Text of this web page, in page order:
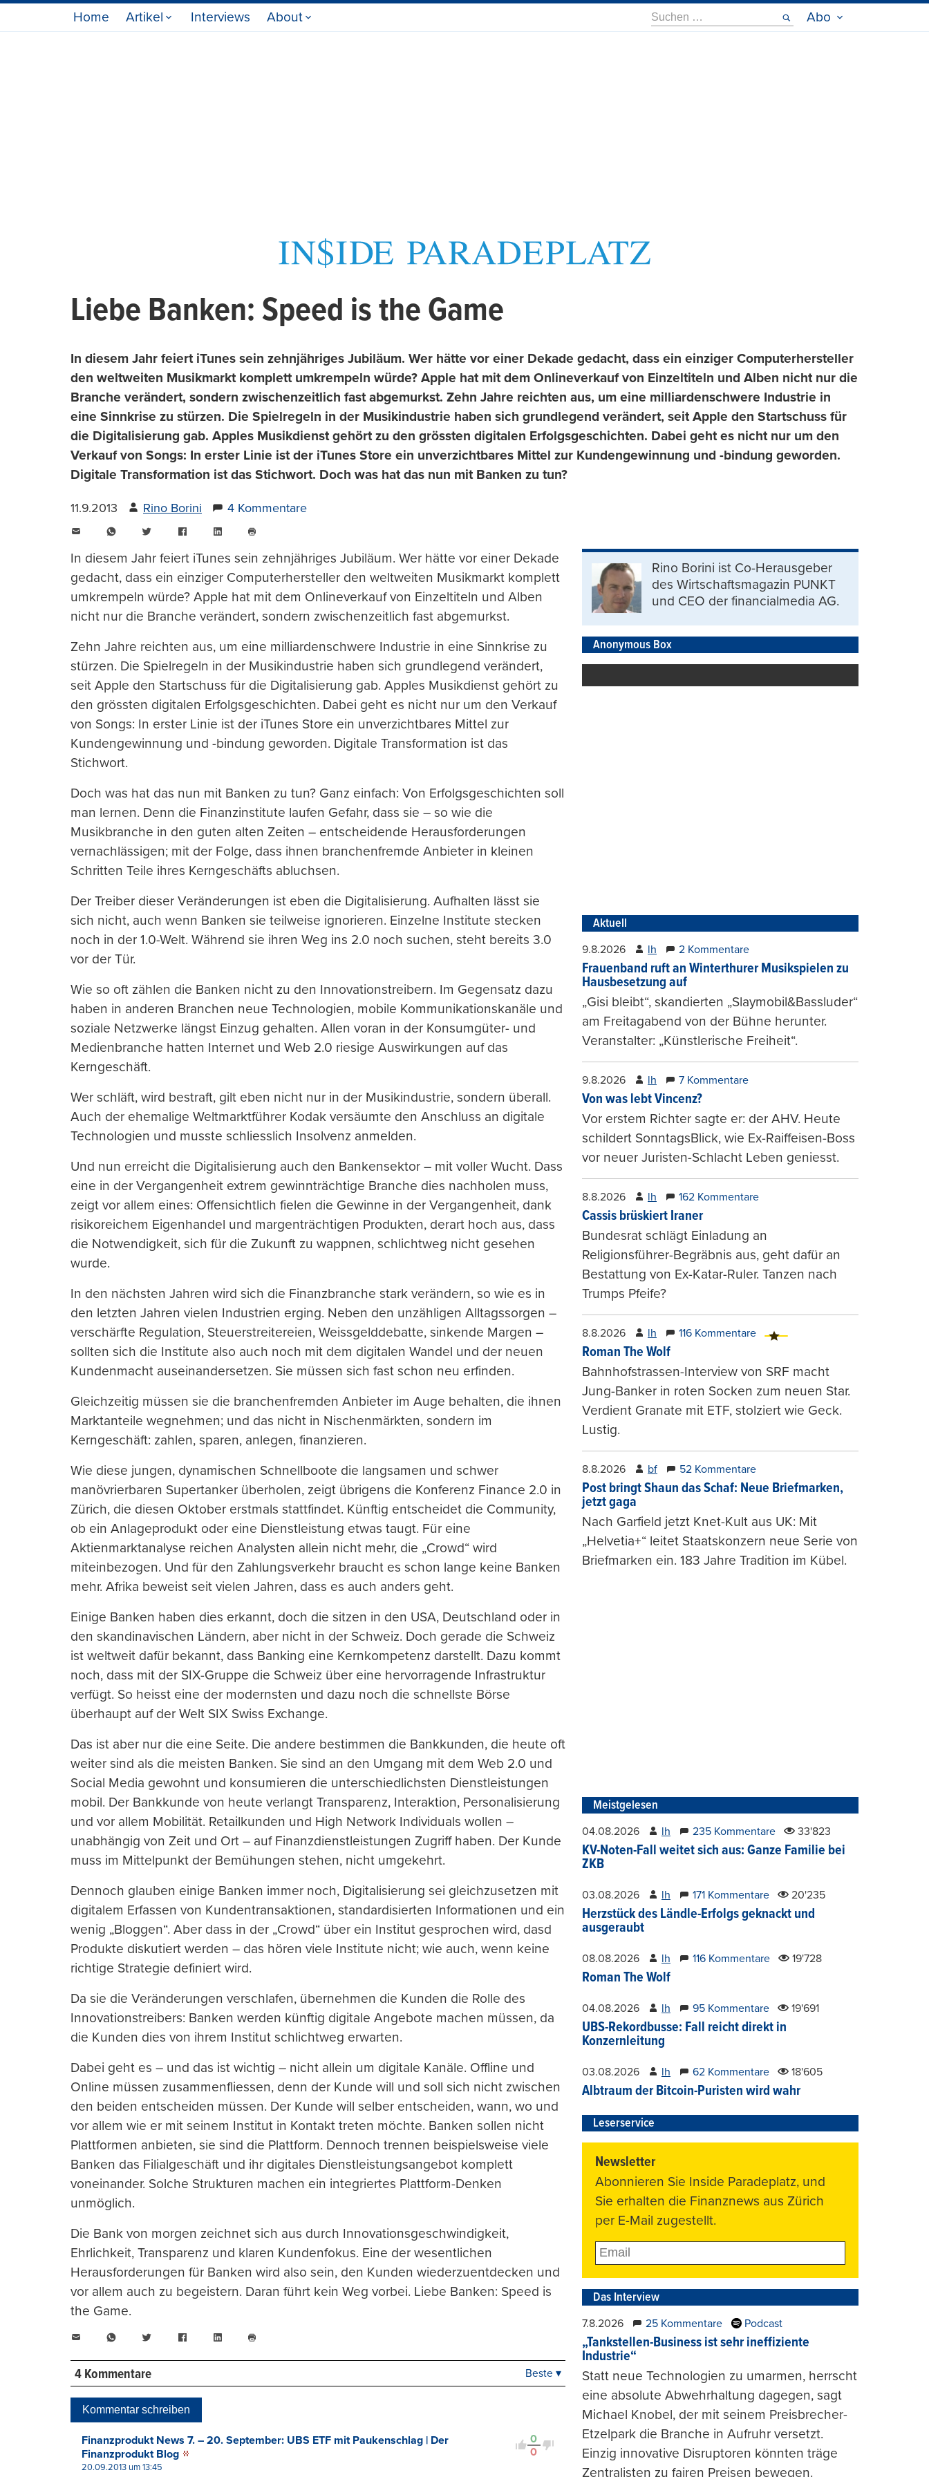
Home Artikel Interviews About
Suche
nach:
Abo
Liebe Banken: Speed is the Game
In diesem Jahr feiert iTunes sein zehnjähriges Jubiläum. Wer hätte vor einer Dekade gedacht, dass ein einziger Computerhersteller
den weltweiten Musikmarkt komplett umkrempeln würde? Apple hat mit dem Onlineverkauf von Einzeltiteln und Alben nicht nur die
Branche verändert, sondern zwischenzeitlich fast abgemurkst. Zehn Jahre reichten aus, um eine milliardenschwere Industrie in
eine Sinnkrise zu stürzen. Die Spielregeln in der Musikindustrie haben sich grundlegend verändert, seit Apple den Startschuss für
die Digitalisierung gab. Apples Musikdienst gehört zu den grössten digitalen Erfolgsgeschichten. Dabei geht es nicht nur um den
Verkauf von Songs: In erster Linie ist der iTunes Store ein unverzichtbares Mittel zur Kundengewinnung und -bindung geworden.
Digitale Transformation ist das Stichwort. Doch was hat das nun mit Banken zu tun?
11.9.2013 Rino Borini 4 Kommentare
WhatsAppTwitter FacebookLinkedIn
drucken
In diesem Jahr feiert iTunes sein zehnjähriges Jubiläum. Wer hätte vor einer Dekade
gedacht, dass ein einziger Computerhersteller den weltweiten Musikmarkt komplett
umkrempeln würde? Apple hat mit dem Onlineverkauf von Einzeltiteln und Alben
nicht nur die Branche verändert, sondern zwischenzeitlich fast abgemurkst.
Zehn Jahre reichten aus, um eine milliardenschwere Industrie in eine Sinnkrise zu
stürzen. Die Spielregeln in der Musikindustrie haben sich grundlegend verändert,
seit Apple den Startschuss für die Digitalisierung gab. Apples Musikdienst gehört zu
den grössten digitalen Erfolgsgeschichten. Dabei geht es nicht nur um den Verkauf
von Songs: In erster Linie ist der iTunes Store ein unverzichtbares Mittel zur
Kundengewinnung und -bindung geworden. Digitale Transformation ist das
Stichwort.
Doch was hat das nun mit Banken zu tun? Ganz einfach: Von Erfolgsgeschichten soll
man lernen. Denn die Finanzinstitute laufen Gefahr, dass sie – so wie die
Musikbranche in den guten alten Zeiten – entscheidende Herausforderungen
vernachlässigen; mit der Folge, dass ihnen branchenfremde Anbieter in kleinen
Schritten Teile ihres Kerngeschäfts abluchsen.
Der Treiber dieser Veränderungen ist eben die Digitalisierung. Aufhalten lässt sie
sich nicht, auch wenn Banken sie teilweise ignorieren. Einzelne Institute stecken
noch in der 1.0-Welt. Während sie ihren Weg ins 2.0 noch suchen, steht bereits 3.0
vor der Tür.
Wie so oft zählen die Banken nicht zu den Innovationstreibern. Im Gegensatz dazu
haben in anderen Branchen neue Technologien, mobile Kommunikationskanäle und
soziale Netzwerke längst Einzug gehalten. Allen voran in der Konsumgüter- und
Medienbranche hatten Internet und Web 2.0 riesige Auswirkungen auf das
Kerngeschäft.
Wer schläft, wird bestraft, gilt eben nicht nur in der Musikindustrie, sondern überall.
Auch der ehemalige Weltmarktführer Kodak versäumte den Anschluss an digitale
Technologien und musste schliesslich Insolvenz anmelden.
Und nun erreicht die Digitalisierung auch den Bankensektor – mit voller Wucht. Dass
eine in der Vergangenheit extrem gewinnträchtige Branche dies nachholen muss,
zeigt vor allem eines: Offensichtlich fielen die Gewinne in der Vergangenheit, dank
risikoreichem Eigenhandel und margenträchtigen Produkten, derart hoch aus, dass
die Notwendigkeit, sich für die Zukunft zu wappnen, schlichtweg nicht gesehen
wurde.
In den nächsten Jahren wird sich die Finanzbranche stark verändern, so wie es in
den letzten Jahren vielen Industrien erging. Neben den unzähligen Alltagssorgen –
verschärfte Regulation, Steuerstreitereien, Weissgelddebatte, sinkende Margen –
sollten sich die Institute also auch noch mit dem digitalen Wandel und der neuen
Kundenmacht auseinandersetzen. Sie müssen sich fast schon neu erfinden.
Gleichzeitig müssen sie die branchenfremden Anbieter im Auge behalten, die ihnen
Marktanteile wegnehmen; und das nicht in Nischenmärkten, sondern im
Kerngeschäft: zahlen, sparen, anlegen, finanzieren.
Wie diese jungen, dynamischen Schnellboote die langsamen und schwer
manövrierbaren Supertanker überholen, zeigt übrigens die Konferenz Finance 2.0 in
Zürich, die diesen Oktober erstmals stattfindet. Künftig entscheidet die Community,
ob ein Anlageprodukt oder eine Dienstleistung etwas taugt. Für eine
Aktienmarktanalyse reichen Analysten allein nicht mehr, die „Crowd“ wird
miteinbezogen. Und für den Zahlungsverkehr braucht es schon lange keine Banken
mehr. Afrika beweist seit vielen Jahren, dass es auch anders geht.
Einige Banken haben dies erkannt, doch die sitzen in den USA, Deutschland oder in
den skandinavischen Ländern, aber nicht in der Schweiz. Doch gerade die Schweiz
ist weltweit dafür bekannt, dass Banking eine Kernkompetenz darstellt. Dazu kommt
noch, dass mit der SIX-Gruppe die Schweiz über eine hervorragende Infrastruktur
verfügt. So heisst eine der modernsten und dazu noch die schnellste Börse
überhaupt auf der Welt SIX Swiss Exchange.
Das ist aber nur die eine Seite. Die andere bestimmen die Bankkunden, die heute oft
weiter sind als die meisten Banken. Sie sind an den Umgang mit dem Web 2.0 und
Social Media gewohnt und konsumieren die unterschiedlichsten Dienstleistungen
mobil. Der Bankkunde von heute verlangt Transparenz, Interaktion, Personalisierung
und vor allem Mobilität. Retailkunden und High Network Individuals wollen –
unabhängig von Zeit und Ort – auf Finanzdienstleistungen Zugriff haben. Der Kunde
muss im Mittelpunkt der Bemühungen stehen, nicht umgekehrt.
Dennoch glauben einige Banken immer noch, Digitalisierung sei gleichzusetzen mit
digitalem Erfassen von Kundentransaktionen, standardisierten Informationen und ein
wenig „Bloggen“. Aber dass in der „Crowd“ über ein Institut gesprochen wird, dasd
Produkte diskutiert werden – das hören viele Institute nicht; wie auch, wenn keine
richtige Strategie definiert wird.
Da sie die Veränderungen verschlafen, übernehmen die Kunden die Rolle des
Innovationstreibers: Banken werden künftig digitale Angebote machen müssen, da
die Kunden dies von ihrem Institut schlichtweg erwarten.
Dabei geht es – und das ist wichtig – nicht allein um digitale Kanäle. Offline und
Online müssen zusammenfliessen, denn der Kunde will und soll sich nicht zwischen
den beiden entscheiden müssen. Der Kunde will selber entscheiden, wann, wo und
vor allem wie er mit seinem Institut in Kontakt treten möchte. Banken sollen nicht
Plattformen anbieten, sie sind die Plattform. Dennoch trennen beispielsweise viele
Banken das Filialgeschäft und ihr digitales Dienstleistungsangebot komplett
voneinander. Solche Strukturen machen ein integriertes Plattform-Denken
unmöglich.
Die Bank von morgen zeichnet sich aus durch Innovationsgeschwindigkeit,
Ehrlichkeit, Transparenz und klaren Kundenfokus. Eine der wesentlichen
Herausforderungen für Banken wird also sein, den Kunden wiederzuentdecken und
vor allem auch zu begeistern. Daran führt kein Weg vorbei. Liebe Banken: Speed is
the Game.
WhatsAppTwitter FacebookLinkedIn
drucken
4 Kommentare Beste ▾
Kommentar schreiben
0
0
Finanzprodukt News 7. – 20. September: UBS ETF mit Paukenschlag | Der
Finanzprodukt Blog
20.09.2013 um 13:45
Rino Borini ist Co-Herausgeber
des Wirtschaftsmagazin PUNKT
und CEO der financialmedia AG.
Anonymous Box
Aktuell
9.8.2026 lh 2 Kommentare
Frauenband ruft an Winterthurer Musikspielen zu
Hausbesetzung auf
„Gisi bleibt“, skandierten „Slaymobil&Bassluder“
am Freitagabend von der Bühne herunter.
Veranstalter: „Künstlerische Freiheit“.
9.8.2026 lh 7 Kommentare
Von was lebt Vincenz?
Vor erstem Richter sagte er: der AHV. Heute
schildert SonntagsBlick, wie Ex-Raiffeisen-Boss
vor neuer Juristen-Schlacht Leben geniesst.
8.8.2026 lh 162 Kommentare
Cassis brüskiert Iraner
Bundesrat schlägt Einladung an
Religionsführer-Begräbnis aus, geht dafür an
Bestattung von Ex-Katar-Ruler. Tanzen nach
Trumps Pfeife?
8.8.2026 lh 116 Kommentare
Roman The Wolf
Bahnhofstrassen-Interview von SRF macht
Jung-Banker in roten Socken zum neuen Star.
Verdient Granate mit ETF, stolziert wie Geck.
Lustig.
8.8.2026 bf 52 Kommentare
Post bringt Shaun das Schaf: Neue Briefmarken,
jetzt gaga
Nach Garfield jetzt Knet-Kult aus UK: Mit
„Helvetia+“ leitet Staatskonzern neue Serie von
Briefmarken ein. 183 Jahre Tradition im Kübel.
Meistgelesen
04.08.2026 lh 235 Kommentare 33'823
KV-Noten-Fall weitet sich aus: Ganze Familie bei
ZKB
03.08.2026 lh 171 Kommentare 20'235
Herzstück des Ländle-Erfolgs geknackt und
ausgeraubt
08.08.2026 lh 116 Kommentare 19'728
Roman The Wolf
04.08.2026 lh 95 Kommentare 19'691
UBS-Rekordbusse: Fall reicht direkt in
Konzernleitung
03.08.2026 lh 62 Kommentare 18'605
Albtraum der Bitcoin-Puristen wird wahr
Leserservice
Newsletter
Abonnieren Sie Inside Paradeplatz, und
Sie erhalten die Finanznews aus Zürich
per E-Mail zugestellt.
Das Interview
7.8.2026 25 Kommentare Podcast
„Tankstellen-Business ist sehr ineffiziente
Industrie“
Statt neue Technologien zu umarmen, herrscht
eine absolute Abwehrhaltung dagegen, sagt
Michael Knobel, der mit seinem Preisbrecher-
Etzelpark die Branche in Aufruhr versetzt.
Einzig innovative Disruptoren könnten träge
Zentralisten zu fairen Preisen bewegen.